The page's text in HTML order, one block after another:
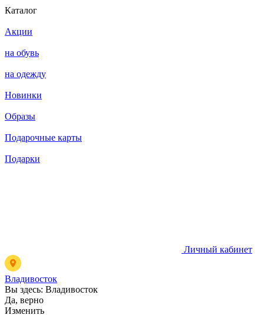
Каталог
Акции
на обувь
на одежду
Новинки
Образы
Подарочные карты
Подарки
Личный кабинет
Владивосток
Вы здесь: Владивосток
Да, верно
Изменить